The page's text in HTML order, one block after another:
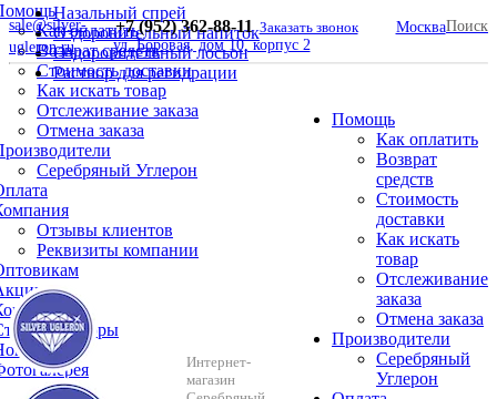
Как оплатить
Возврат средств
Стоимость доставки
Как искать товар
Отслеживание заказа
Отмена заказа
Серебряный Углерон
Отзывы клиентов
Реквизиты компании
и обзоры
Назальный спрей
Оздоровительный напиток
Оздоровительный лосьон
Раствор для регидрации
sale@silver-
ugleron.ru
+7 (952) 362-88-11 Заказать звонок
Москва
ул. Боровая, дом 10, корпус 2
Поиск
Интернет-
магазин
Помощь
Как оплатить
Возврат
средств
Стоимость
доставки
Как искать
товар
Отслеживание
заказа
Отмена заказа
Производители
Серебряный
Углерон